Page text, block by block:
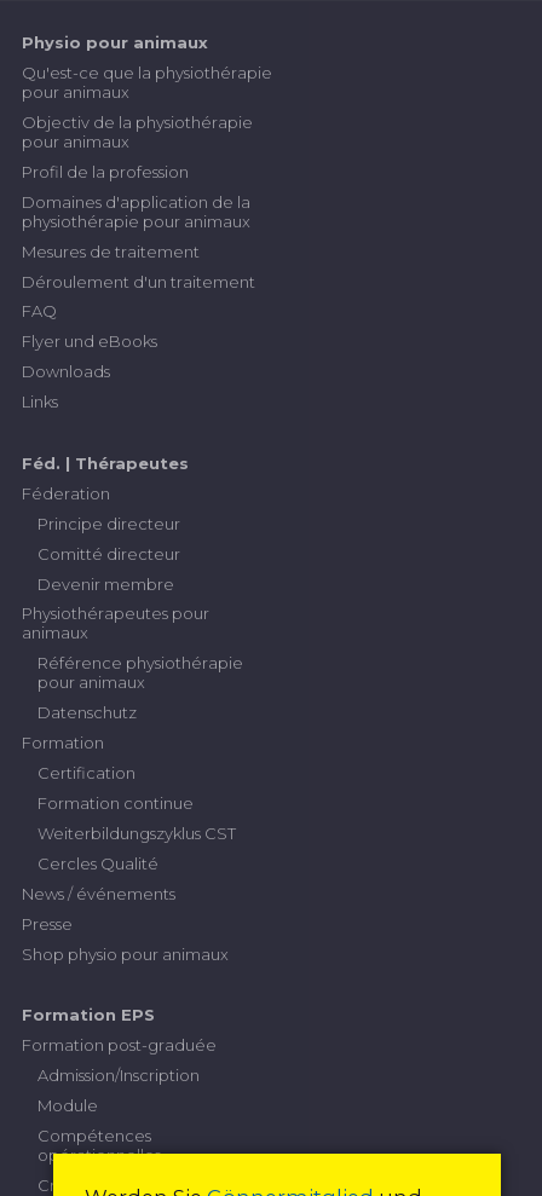
Kreuzbandriss beim Hund (Besitzer oder
Fachsprache)
Brigitte Jost, Tierphysiotherapeutin mit eidg.
bestellbar im
Basistraining für Hippotherapie-K®-Pferde
- Ein Leitfaden für die tägliche Arbeit
Franziska Item, Tierphysiotherapeutin mit
eidg. Diplom, Aktivmitglied SVTPT
Physio pour animaux
Qu'est-ce que la physiothérapie
pour animaux
Objectiv de la physiothérapie
pour animaux
Profil de la profession
Domaines d'application de la
physiothérapie pour animaux
Mesures de traitement
Déroulement d'un traitement
FAQ
Flyer und eBooks
Downloads
Links
Féd. | Thérapeutes
Féderation
Principe directeur
Comitté directeur
Devenir membre
Physiothérapeutes pour
animaux
Référence physiothérapie
pour animaux
Datenschutz
Formation
Certification
Formation continue
Weiterbildungszyklus CST
Cercles Qualité
News / événements
Presse
Shop physio pour animaux
Formation EPS
Formation post-graduée
Admission/Inscription
Module
Compétences
opérationnelles
Critères de performance